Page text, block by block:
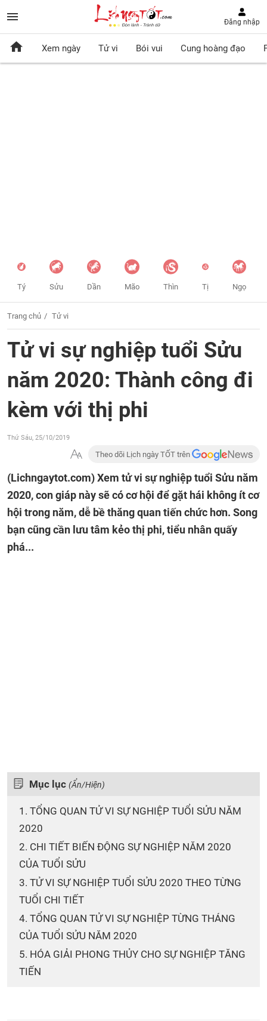
Đăng nhập
Xem ngày Tử vi Bói vui Cung hoàng đạo
Tý Sửu Dần Mão Thìn Tị Ngọ
Trang chủ Tử vi
Tử vi sự nghiệp tuổi Sửu
năm 2020: Thành công đi
kèm với thị phi
Thứ Sáu, 25/10/2019
Theo dõi Lịch ngày TỐT trên
(Lichngaytot.com)Xem tử vi sự nghiệp tuổi Sửu năm
2020, con giáp này sẽ có cơ hội để gặt hái không ít cơ
hội trong năm, dễ bề thăng quan tiến chức hơn. Song
bạn cũng cần lưu tâm kẻo thị phi, tiểu nhân quấy
phá...
Mục lục (Ẩn/Hiện)
1. TỔNG QUAN TỬ VI SỰ NGHIỆP TUỔI SỬU NĂM
2020
2. CHI TIẾT BIẾN ĐỘNG SỰ NGHIỆP NĂM 2020
CỦA TUỔI SỬU
3. TỬ VI SỰ NGHIỆP TUỔI SỬU 2020 THEO TỪNG
TUỔI CHI TIẾT
4. TỔNG QUAN TỬ VI SỰ NGHIỆP TỪNG THÁNG
CỦA TUỔI SỬU NĂM 2020
5. HÓA GIẢI PHONG THỦY CHO SỰ NGHIỆP TĂNG
TIẾN